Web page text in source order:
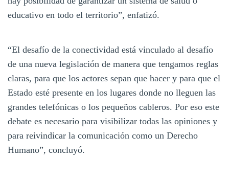
educativo en todo el territorio”, enfatizó.
“El desafío de la conectividad está vinculado al desafío
de una nueva legislación de manera que tengamos reglas
claras, para que los actores sepan que hacer y para que el
Estado esté presente en los lugares donde no lleguen las
grandes telefónicas o los pequeños cableros. Por eso este
debate es necesario para visibilizar todas las opiniones y
para reivindicar la comunicación como un Derecho
Humano”, concluyó.